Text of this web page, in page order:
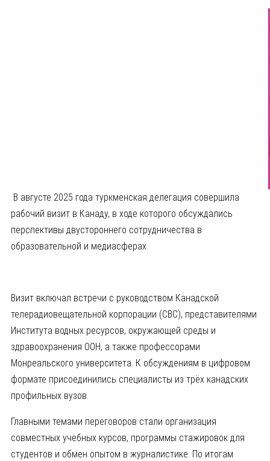
В августе 2025 года туркменская делегация совершила
рабочий визит в Канаду, в ходе которого обсуждались
перспективы двустороннего сотрудничества в
образовательной и медиасферах.
Визит включал встречи с руководством Канадской
телерадиовещательной корпорации (CBC), представителями
Института водных ресурсов, окружающей среды и
здравоохранения ООН, а также профессорами
Монреальского университета. К обсуждениям в цифровом
формате присоединились специалисты из трёх канадских
профильных вузов.
Главными темами переговоров стали организация
совместных учебных курсов, программы стажировок для
студентов и обмен опытом в журналистике. По итогам